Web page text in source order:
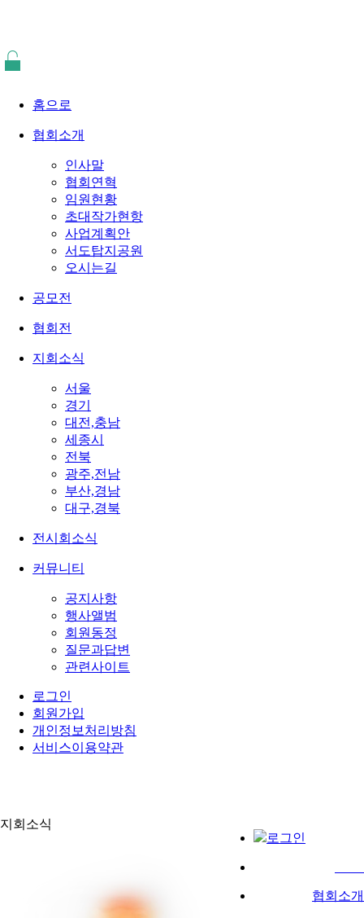
홈으로
협회소개
인사말
협회연혁
임원현황
초대작가현항
사업계획안
서도탑지공원
오시는길
공모전
협회전
지회소식
서울
경기
대전,충남
세종시
전북
광주,전남
부산,경남
대구,경북
전시회소식
커뮤니티
공지사항
행사앨범
회원동정
질문과답변
관련사이트
로그인
회원가입
개인정보처리방침
서비스이용약관
로그인
협회소개
지회소식